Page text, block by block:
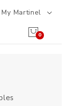
My Martinel
0